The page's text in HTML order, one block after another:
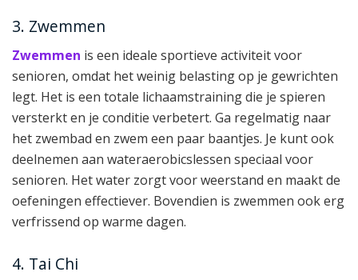
3. Zwemmen
Zwemmen is een ideale sportieve activiteit voor
senioren, omdat het weinig belasting op je gewrichten
legt. Het is een totale lichaamstraining die je spieren
versterkt en je conditie verbetert. Ga regelmatig naar
het zwembad en zwem een paar baantjes. Je kunt ook
deelnemen aan wateraerobicslessen speciaal voor
senioren. Het water zorgt voor weerstand en maakt de
oefeningen effectiever. Bovendien is zwemmen ook erg
verfrissend op warme dagen.
4. Tai Chi